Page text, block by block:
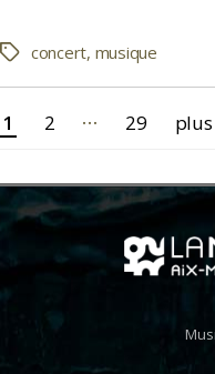
Étiquettes
concert, musique
Pagination
des
1 2 … 29